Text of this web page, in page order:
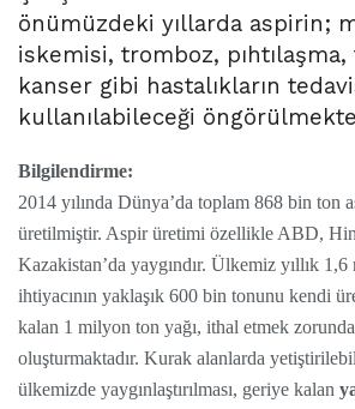
önümüzdeki yıllarda aspirin;
iskemisi, tromboz,
kanser gibi hastalıkların
kullanılabileceği
Bilgilendirme:
2014 yılında Dünya’da toplam 868 bin ton
üretilmiştir. Aspir üretimi özellikle ABD,
Kazakistan’da yaygındır. Ülkemiz yıllık
ihtiyacının yaklaşık 600 bin tonunu kendi
kalan 1 milyon ton yağı, ithal etmek
oluşturmaktadır. Kurak alanlarda
ülkemizde yaygınlaştırılması, geriye kalan